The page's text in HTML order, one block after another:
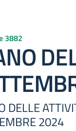
3882
DELLE
2024